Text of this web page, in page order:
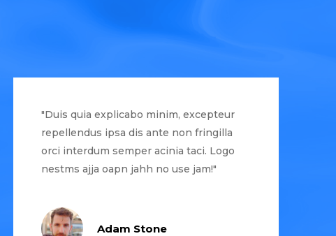
"Duis quia explicabo minim, excepteur
repellendus ipsa dis ante non fringilla
orci interdum semper acinia taci. Logo
nestms ajja oapn jahh no use jam!"
Adam Stone